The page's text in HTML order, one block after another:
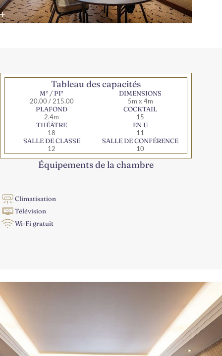
Tableau des capacités
M² / PI²
20.00 / 215.00
DIMENSIONS
5m x 4m
PLAFOND
2.4m
COCKTAIL
15
THÉÂTRE
18
EN U
11
SALLE DE CLASSE
12
SALLE DE CONFÉRENCE
10
Équipements de la chambre
Climatisation
Télévision
Wi-Fi gratuit